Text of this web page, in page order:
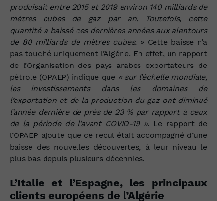
produisait entre 2015 et 2019 environ 140 milliards de
mètres cubes de gaz par an. Toutefois, cette
quantité a baissé ces dernières années aux alentours
de 80 milliards de mètres cubes. » Cette baisse n’a
pas touché uniquement l’Algérie. En effet, un rapport
de l’Organisation des pays arabes exportateurs de
pétrole (OPAEP) indique que « sur l’échelle mondiale,
les investissements dans les domaines de
l’exportation et de la production du gaz ont diminué
l’année dernière de près de 23 % par rapport à ceux
de la période de l’avant COVID-19 ». Le rapport de
l’OPAEP ajoute que ce recul était accompagné d’une
baisse des nouvelles découvertes, à leur niveau le
plus bas depuis plusieurs décennies.
L’Italie et l’Espagne, les principaux
clients européens de l’Algérie